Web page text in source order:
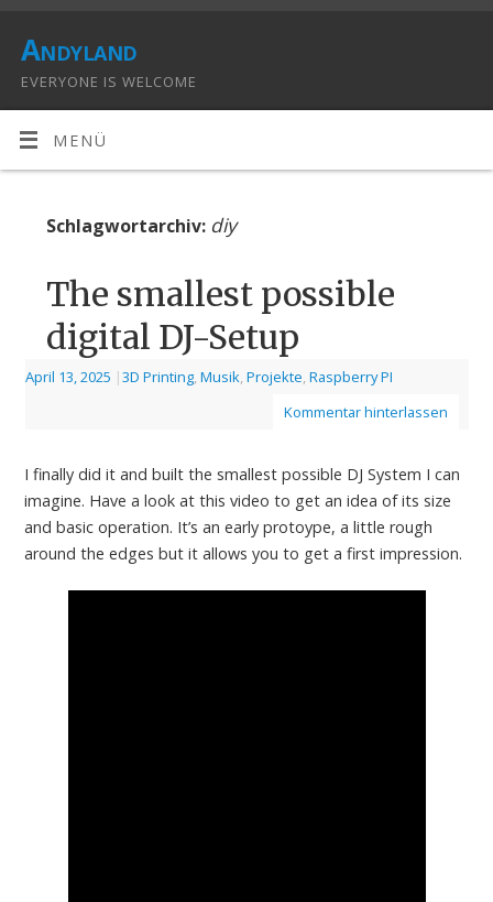
Andyland
EVERYONE IS WELCOME
MENÜ
Schlagwortarchiv: diy
The smallest possible
digital DJ-Setup
April 13, 2025 |3D Printing, Musik, Projekte, Raspberry PI
Kommentar hinterlassen
I finally did it and built the smallest possible DJ System I can
imagine. Have a look at this video to get an idea of its size
and basic operation. It’s an early protoype, a little rough
around the edges but it allows you to get a first impression.